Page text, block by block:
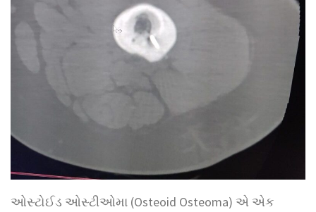
ઓસ્ટોઈડ ઓસ્ટીઓમા (Osteoid Osteoma) એ એક